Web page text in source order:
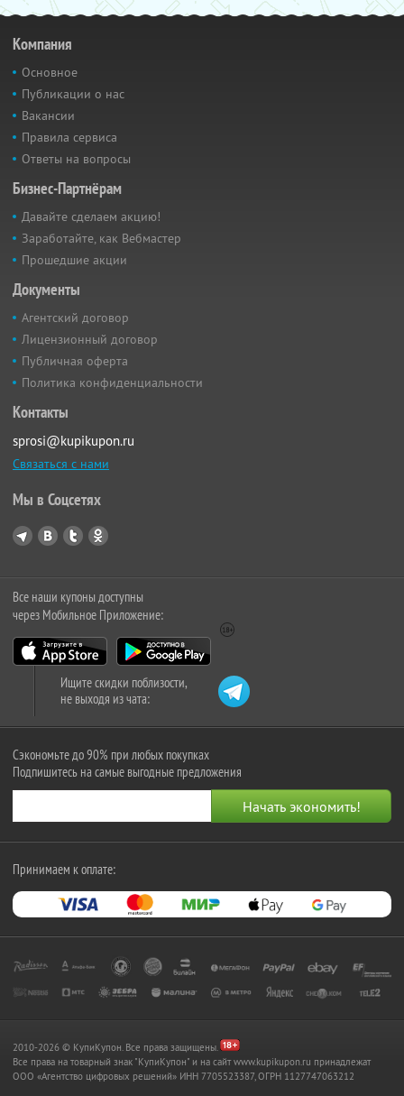
Компания
Основное
Публикации о нас
Вакансии
Правила сервиса
Ответы на вопросы
Бизнес-Партнёрам
Давайте сделаем акцию!
Заработайте, как Вебмастер
Прошедшие акции
Документы
Агентский договор
Лицензионный договор
Публичная оферта
Политика конфиденциальности
Контакты
sprosi@kupikupon.ru
Связаться с нами
Мы в Соцсетях
Все наши купоны доступны
через Мобильное Приложение:
Ищите скидки поблизости,
не выходя из чата:
Сэкономьте до 90% при любых покупках
Подпишитесь на самые выгодные предложения
Принимаем к оплате:
2010-2026 © КупиКупон. Все права защищены.
Все права на товарный знак "КупиКупон" и на сайт www.kupikupon.ru принадлежат
OOO «Агентство цифровых решений» ИНН 7705523387, ОГРН 1127747063212